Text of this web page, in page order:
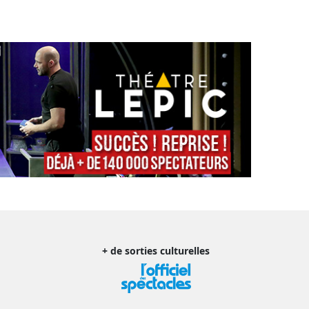
+ de sorties culturelles